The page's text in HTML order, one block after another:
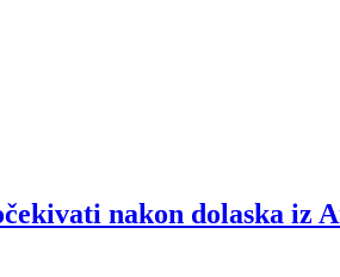
nakon dolaska iz